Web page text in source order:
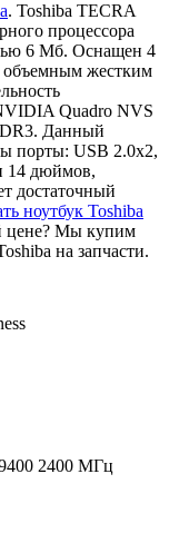
. Toshiba TECRA
процессора
6 Мб. Оснащен 4
жестким
Quadro NVS
Данный
порты: USB 2.0x2,
14 дюймов,
достаточный
ноутбук Toshiba
цене? Мы купим
на запчасти.
2400 МГц